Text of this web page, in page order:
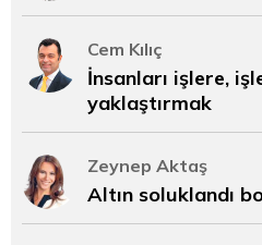
Cem Kılıç
İnsanları işlere,
yaklaştırmak
Zeynep Aktaş
Altın soluklandı